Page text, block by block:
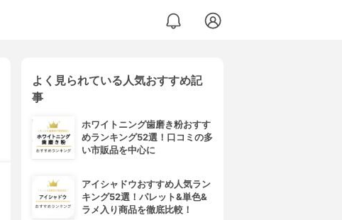
よく見られている人気おすすめ記
事
ホワイトニング歯磨き粉おすす
めランキング52選！口コミの多
い市販品を中心に
アイシャドウおすすめ人気ラン
キング52選！パレット&単色&
ラメ入り商品を徹底比較！